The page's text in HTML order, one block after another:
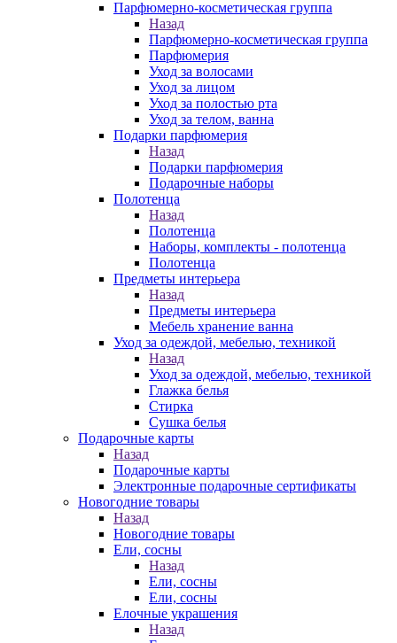
Парфюмерно-косметическая группа
Назад
Парфюмерно-косметическая группа
Парфюмерия
Уход за волосами
Уход за лицом
Уход за полостью рта
Уход за телом, ванна
Подарки парфюмерия
Назад
Подарки парфюмерия
Подарочные наборы
Полотенца
Назад
Полотенца
Наборы, комплекты - полотенца
Полотенца
Предметы интерьера
Назад
Предметы интерьера
Мебель хранение ванна
Уход за одеждой, мебелью, техникой
Назад
Уход за одеждой, мебелью, техникой
Глажка белья
Стирка
Сушка белья
Подарочные карты
Назад
Подарочные карты
Электронные подарочные сертификаты
Новогодние товары
Назад
Новогодние товары
Ели, сосны
Назад
Ели, сосны
Ели, сосны
Елочные украшения
Назад